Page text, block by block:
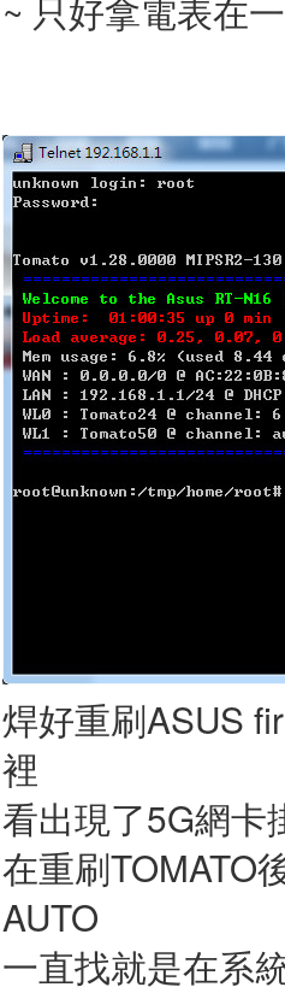
~ 只好拿電表在
焊好重刷ASUS
裡
看出現了5G網卡
在重刷TOMATO
AUTO
一直找就是在系